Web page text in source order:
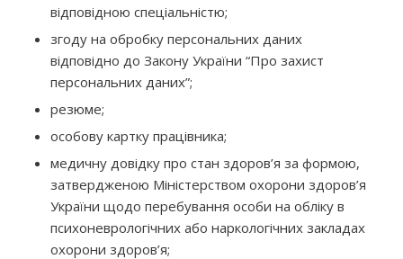
відповідною спеціальністю;
згоду на обробку персональних даних
відповідно до Закону України “Про захист
персональних даних”;
резюме;
особову картку працівника;
медичну довідку про стан здоров’я за формою,
затвердженою Міністерством охорони здоров’я
України щодо перебування особи на обліку в
психоневрологічних або наркологічних закладах
охорони здоров’я;